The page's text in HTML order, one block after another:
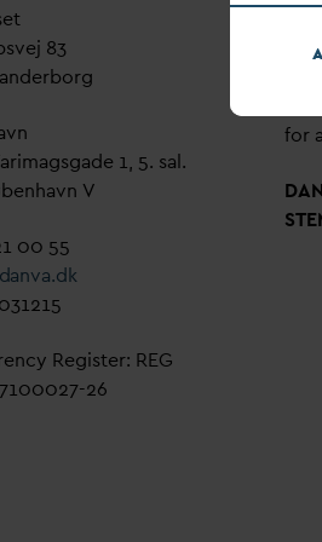
83
1, 5. sal.
V
00 55
danva.dk
Register: REG
26
for
DAN